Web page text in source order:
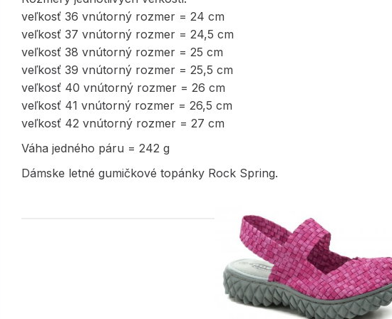
veľkosť 36 vnútorný rozmer = 24 cm
veľkosť 37 vnútorný rozmer = 24,5 cm
veľkosť 38 vnútorný rozmer = 25 cm
veľkosť 39 vnútorný rozmer = 25,5 cm
veľkosť 40 vnútorný rozmer = 26 cm
veľkosť 41 vnútorný rozmer = 26,5 cm
veľkosť 42 vnútorný rozmer = 27 cm
Váha jedného páru = 242 g
Dámske letné gumičkové topánky Rock Spring.
PODOBNÉ